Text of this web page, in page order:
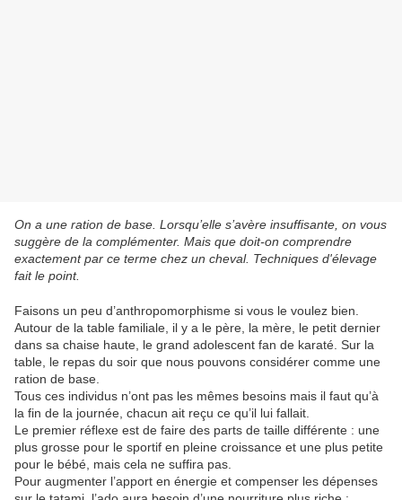
On a une ration de base. Lorsqu’elle s’avère insuffisante, on vous
suggère de la complémenter. Mais que doit-on comprendre
exactement par ce terme chez un cheval. Techniques d'élevage
fait le point.
Faisons un peu d’anthropomorphisme si vous le voulez bien.
Autour de la table familiale, il y a le père, la mère, le petit dernier
dans sa chaise haute, le grand adolescent fan de karaté. Sur la
table, le repas du soir que nous pouvons considérer comme une
ration de base.
Tous ces individus n’ont pas les mêmes besoins mais il faut qu’à
la fin de la journée, chacun ait reçu ce qu’il lui fallait.
Le premier réflexe est de faire des parts de taille différente : une
plus grosse pour le sportif en pleine croissance et une plus petite
pour le bébé, mais cela ne suffira pas.
Pour augmenter l’apport en énergie et compenser les dépenses